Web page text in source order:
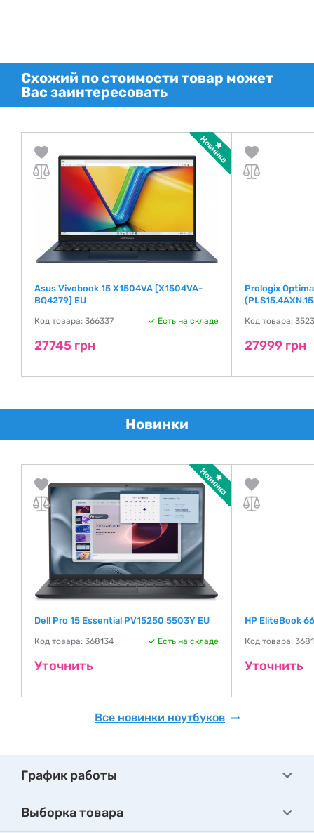
Схожий по стоимости товар может
Вас заинтересовать
Asus Vivobook 15 X1504VA [X1504VA-
BQ4279] EU
Код товара: 366337 Есть на складе
27745 грн
Prologix
Код товара:
27999 грн
Новинки
Dell Pro 15 Essential PV15250 5503Y EU
Код товара: 368134 Есть на складе
Уточнить
HP EliteBook
Код товара:
Уточнить
Все новинки ноутбуков
График работы
Выборка товара